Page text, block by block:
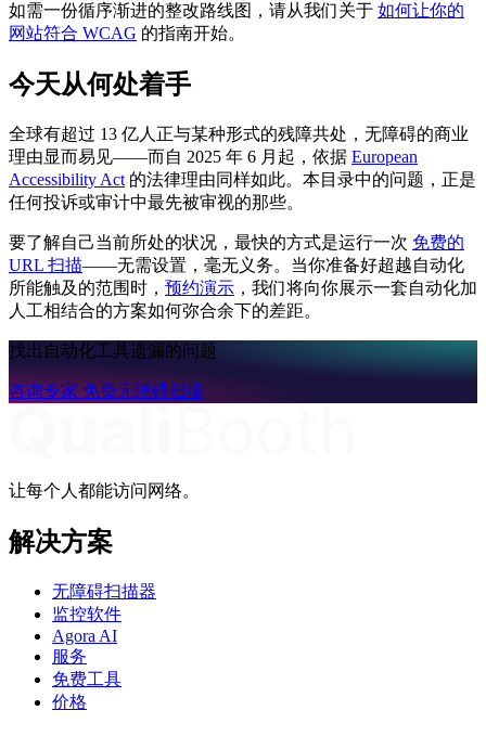
如需一份循序渐进的整改路线图，请从我们关于 如何让你的
网站符合 WCAG 的指南开始。
今天从何处着手
全球有超过 13 亿人正与某种形式的残障共处，无障碍的商业
理由显而易见——而自 2025 年 6 月起，依据 European
Accessibility Act 的法律理由同样如此。本目录中的问题，正是
任何投诉或审计中最先被审视的那些。
要了解自己当前所处的状况，最快的方式是运行一次 免费的
URL 扫描——无需设置，毫无义务。当你准备好超越自动化
所能触及的范围时， 预约演示 ，我们将向你展示一套自动化加
人工相结合的方案如何弥合余下的差距。
找出自动化工具遗漏的问题
咨询专家 免费无障碍扫描
让每个人都能访问网络。
解决方案
无障碍扫描器
监控软件
Agora AI
服务
免费工具
价格